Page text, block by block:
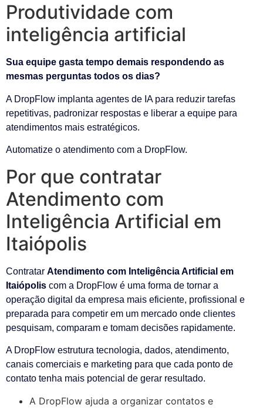
Produtividade com
inteligência artificial
Sua equipe gasta tempo demais respondendo as
mesmas perguntas todos os dias?
A DropFlow implanta agentes de IA para reduzir tarefas
repetitivas, padronizar respostas e liberar a equipe para
atendimentos mais estratégicos.
Automatize o atendimento com a DropFlow.
Por que contratar
Atendimento com
Inteligência Artificial em
Itaiópolis
Contratar Atendimento com Inteligência Artificial em
Itaiópolis com a DropFlow é uma forma de tornar a
operação digital da empresa mais eficiente, profissional e
preparada para competir em um mercado onde clientes
pesquisam, comparam e tomam decisões rapidamente.
A DropFlow estrutura tecnologia, dados, atendimento,
canais comerciais e marketing para que cada ponto de
contato tenha mais potencial de gerar resultado.
A DropFlow ajuda a organizar contatos e